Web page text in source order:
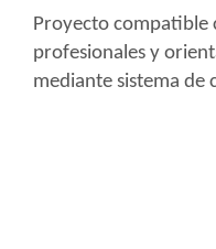
Proyecto compatible
profesionales y
mediante sistema de